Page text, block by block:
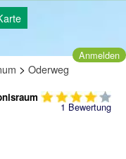
Anmelden
> Oderweg
1Bewertung